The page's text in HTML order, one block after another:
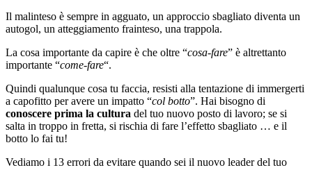
Il malinteso è sempre in agguato, un approccio sbagliato diventa un
autogol, un atteggiamento frainteso, una trappola.
La cosa importante da capire è che oltre “cosa-fare” è altrettanto
importante “come-fare“.
Quindi qualunque cosa tu faccia, resisti alla tentazione di immergerti
a capofitto per avere un impatto “col botto”. Hai bisogno di
conoscere prima la cultura del tuo nuovo posto di lavoro; se si
salta in troppo in fretta, si rischia di fare l’effetto sbagliato … e il
botto lo fai tu!
Vediamo i 13 errori da evitare quando sei il nuovo leader del tuo